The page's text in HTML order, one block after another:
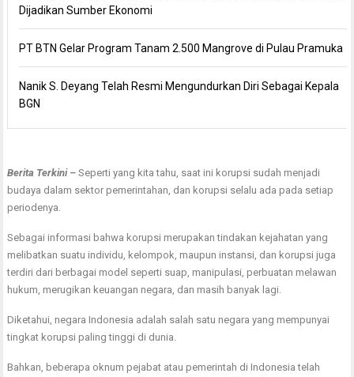
Dijadikan Sumber Ekonomi
PT BTN Gelar Program Tanam 2.500 Mangrove di Pulau Pramuka
Nanik S. Deyang Telah Resmi Mengundurkan Diri Sebagai Kepala
BGN
Berita Terkini –Seperti yang kita tahu, saat ini korupsi sudah menjadi
budaya dalam sektor pemerintahan, dan korupsi selalu ada pada setiap
periodenya.
Sebagai informasi bahwa korupsi merupakan tindakan kejahatan yang
melibatkan suatu individu, kelompok, maupun instansi, dan korupsi juga
terdiri dari berbagai model seperti suap, manipulasi, perbuatan melawan
hukum, merugikan keuangan negara, dan masih banyak lagi.
Diketahui, negara Indonesia adalah salah satu negara yang mempunyai
tingkat korupsi paling tinggi di dunia.
Bahkan, beberapa oknum pejabat atau pemerintah di Indonesia telah